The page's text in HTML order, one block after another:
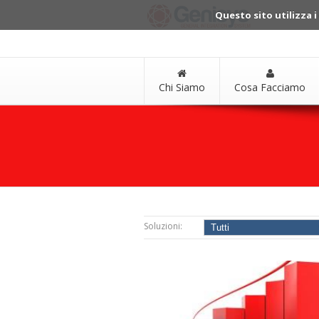
Questo sito utilizza i
Chi Siamo Cosa Facciamo
Soluzioni: